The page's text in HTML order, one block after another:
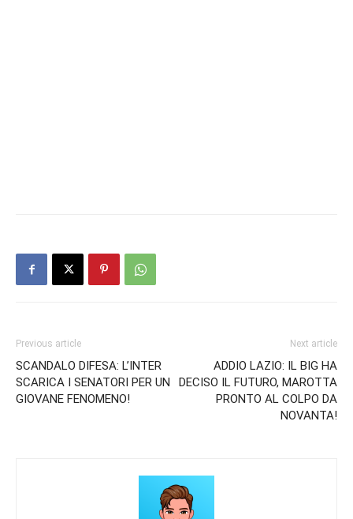
Previous article
SCANDALO DIFESA: L’INTER
SCARICA I SENATORI PER UN
GIOVANE FENOMENO!
Next article
ADDIO LAZIO: IL BIG HA
DECISO IL FUTURO, MAROTTA
PRONTO AL COLPO DA
NOVANTA!